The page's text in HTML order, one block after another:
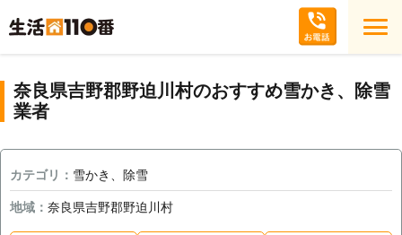
奈良県吉野郡野迫川村のおすすめ雪かき、除雪
業者
カテゴリ： 雪かき、除雪
地域： 奈良県吉野郡野迫川村